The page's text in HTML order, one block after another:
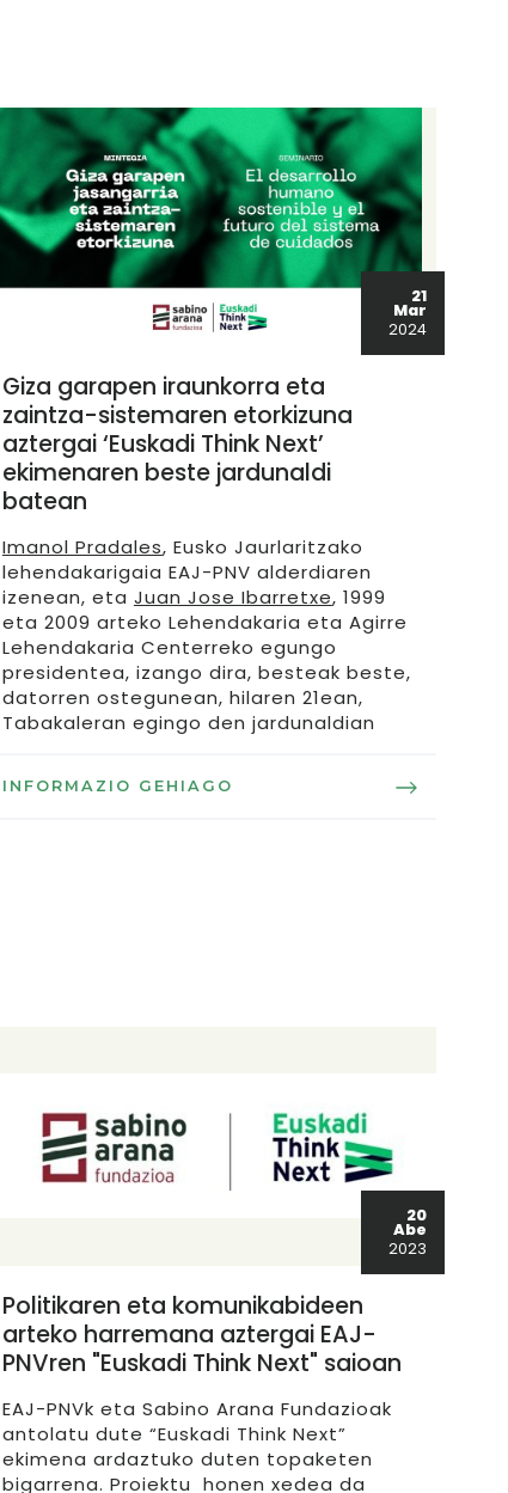
21
Mar
2024
Giza garapen iraunkorra eta
zaintza-sistemaren etorkizuna
aztergai ‘Euskadi Think Next’
ekimenaren beste jardunaldi
batean
Imanol Pradales, Eusko Jaurlaritzako
lehendakarigaia EAJ-PNV alderdiaren
izenean, eta Juan Jose Ibarretxe, 1999
eta 2009 arteko Lehendakaria eta Agirre
Lehendakaria Centerreko egungo
presidentea, izango dira, besteak beste,
datorren ostegunean, hilaren 21ean,
Tabakaleran egingo den jardunaldian
INFORMAZIO GEHIAGO
20
Abe
2023
Politikaren eta komunikabideen
arteko harremana aztergai EAJ-
PNVren "Euskadi Think Next" saioan
EAJ-PNVk eta Sabino Arana Fundazioak
antolatu dute “Euskadi Think Next”
ekimena ardaztuko duten topaketen
bigarrena. Proiektu honen xedea da